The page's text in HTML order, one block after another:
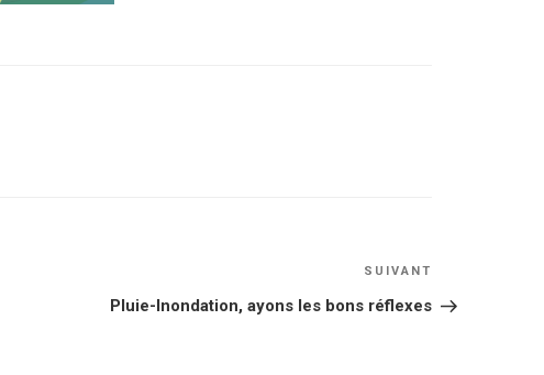
SUIVANT
Pluie-Inondation, ayons les bons réflexes